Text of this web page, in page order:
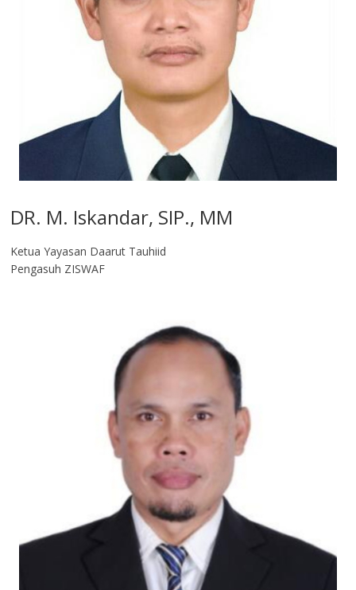
DR. M. Iskandar, SIP., MM
Ketua Yayasan Daarut Tauhiid
Pengasuh ZISWAF